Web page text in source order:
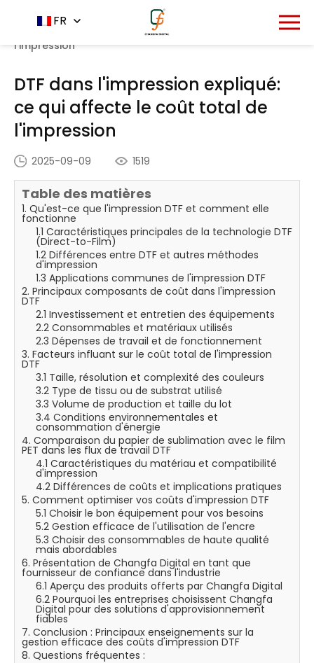
FR
Accueil - Centre de nouvelles
l'impression expliqué: ce qui affecte le coût total de
l'impression
DTF dans l'impression expliqué:
ce qui affecte le coût total de
l'impression
2025-09-09 1519
Table des matières
1. Qu'est-ce que l'impression DTF et comment elle
fonctionne
1.1 Caractéristiques principales de la technologie DTF
(Direct-to-Film)
1.2 Différences entre DTF et autres méthodes
d'impression
1.3 Applications communes de l'impression DTF
2. Principaux composants de coût dans l'impression
DTF
2.1 Investissement et entretien des équipements
2.2 Consommables et matériaux utilisés
2.3 Dépenses de travail et de fonctionnement
3. Facteurs influant sur le coût total de l'impression
DTF
3.1 Taille, résolution et complexité des couleurs
3.2 Type de tissu ou de substrat utilisé
3.3 Volume de production et taille du lot
3.4 Conditions environnementales et
consommation d'énergie
4. Comparaison du papier de sublimation avec le film
PET dans les flux de travail DTF
4.1 Caractéristiques du matériau et compatibilité
d'impression
4.2 Différences de coûts et implications pratiques
5. Comment optimiser vos coûts d'impression DTF
5.1 Choisir le bon équipement pour vos besoins
5.2 Gestion efficace de l'utilisation de l'encre
5.3 Choisir des consommables de haute qualité
mais abordables
6. Présentation de Changfa Digital en tant que
fournisseur de confiance dans l'industrie
6.1 Aperçu des produits offerts par Changfa Digital
6.2 Pourquoi les entreprises choisissent Changfa
Digital pour des solutions d'approvisionnement
fiables
7. Conclusion : Principaux enseignements sur la
gestion efficace des coûts d'impression DTF
8. Questions fréquentes :